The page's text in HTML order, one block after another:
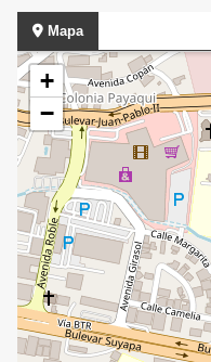
Mapa
+
−